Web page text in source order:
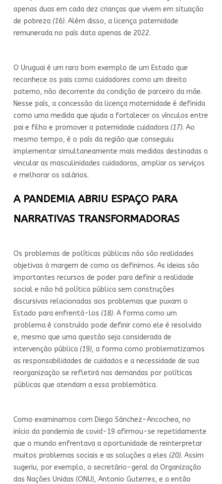
apenas duas em cada dez crianças que vivem em situação
de pobreza (16). Além disso, a licença paternidade
remunerada no país data apenas de 2022.
O Uruguai é um raro bom exemplo de um Estado que
reconhece os pais como cuidadores como um direito
paterno, não decorrente da condição de parceiro da mãe.
Nesse país, a concessão da licença maternidade é definida
como uma medida que ajuda a fortalecer os vínculos entre
pai e filho e promover a paternidade cuidadora (17). Ao
mesmo tempo, é o país da região que conseguiu
implementar simultaneamente mais medidas destinadas a
vincular as masculinidades cuidadoras, ampliar os serviços
e melhorar os salários.
A PANDEMIA ABRIU ESPAÇO PARA
NARRATIVAS TRANSFORMADORAS
Os problemas de políticas públicas não são realidades
objetivas à margem de como os definimos. As ideias são
importantes recursos de poder para definir a realidade
social e não há política pública sem construções
discursivas relacionadas aos problemas que puxam o
Estado para enfrentá-los (18). A forma como um
problema é construído pode definir como ele é resolvido
e, mesmo que uma questão seja considerada de
intervenção pública (19), a forma como problematizamos
as responsabilidades de cuidados e a necessidade de sua
reorganização se refletirá nas demandas por políticas
públicas que atendam a essa problemática.
Como examinamos com Diego Sánchez-Ancochea, no
início da pandemia de covid-19 afirmou-se repetidamente
que o mundo enfrentava a oportunidade de reinterpretar
muitos problemas sociais e as soluções a eles (20). Assim
sugeriu, por exemplo, o secretário-geral da Organização
das Nações Unidas (ONU), Antonio Guterres, e a então